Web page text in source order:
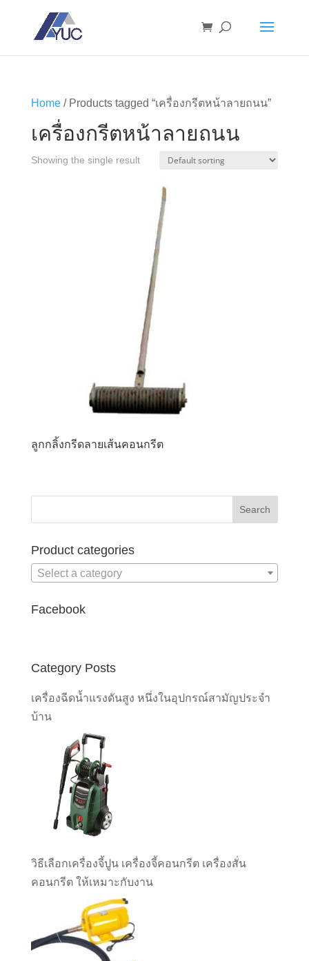
Home/ Products tagged “เครื่องกรีตหน้าลายถนน”
เครื่องกรีตหน้าลายถนน
Showing the single result
ลูกกลิ้งกรีดลายเส้นคอนกรีต
Product categories
Select a category
Facebook
Category Posts
เครื่องฉีดน้ำแรงดันสูง หนึ่งในอุปกรณ์สามัญประจำ
บ้าน
วิธีเลือกเครื่องจี้ปูน เครื่องจี้คอนกรีต เครื่องสั่น
คอนกรีต ให้เหมาะกับงาน